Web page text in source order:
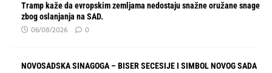
Tramp kaže da evropskim zemljama nedostaju snažne oružane snage
zbog oslanjanja na SAD.
06/08/2026 0
NOVOSADSKA SINAGOGA – BISER SECESIJE I SIMBOL NOVOG SADA